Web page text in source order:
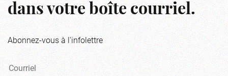
dans votre boîte courriel.
Abonnez-vous à l'infolettre